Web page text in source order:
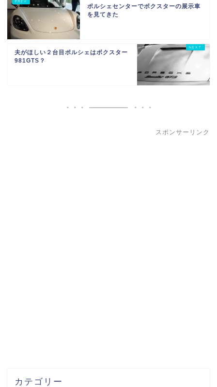
ポルシェセンターでボクスターの展示車
を見てきた
夫がほしい２台目ポルシェはボクスター
981GTS？
スポンサーリンク
カテゴリー